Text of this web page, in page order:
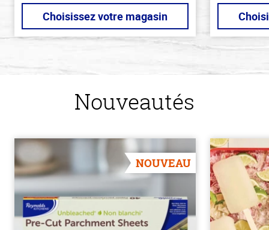
Choisissez votre magasin
Nouveautés
NOUVEAU